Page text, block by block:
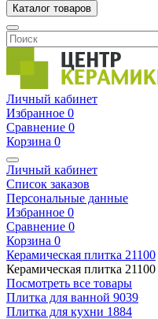
Каталог товаров
Личный кабинет
Избранное 0
Сравнение 0
Корзина 0
Личный кабинет
Список заказов
Персональные данные
Избранное 0
Сравнение 0
Корзина 0
Керамическая плитка 21100
Керамическая плитка 21100
Посмотреть все товары
Плитка для ванной 9039
Плитка для кухни 1884